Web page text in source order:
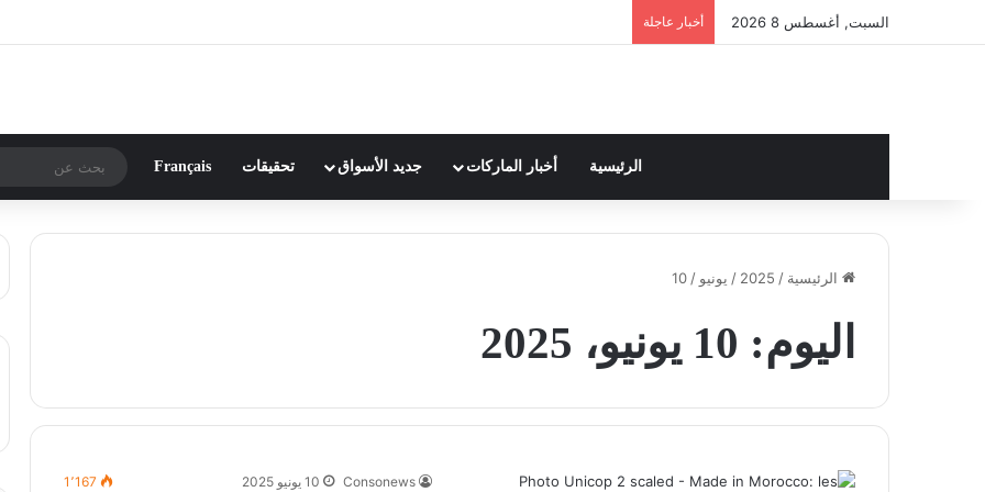
السبت, أغسطس 8 2026 أخبار عاجلة
الرئيسية أخبار الماركات جديد الأسواق تحقيقات Français
الرئيسية /
2025
/ يونيو /
10
اليوم: 10 يونيو، 2025
Consonews 10 يونيو 2025 1٬167